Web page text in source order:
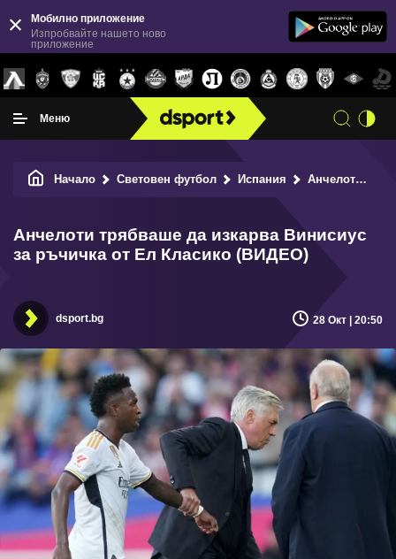
Мобилно приложение
Изпробвайте нашето ново
приложение
Меню
Начало Световен футбол Испания Анчелоти трябваше да изкарва Винисиус за ръчичка от Ел Класико (ВИДЕО)
Анчелоти трябваше да изкарва Винисиус
за ръчичка от Ел Класико (ВИДЕО)
dsport.bg 28 Окт | 20:50